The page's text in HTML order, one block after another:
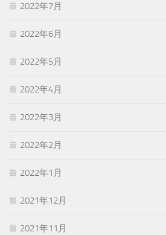
2022年7月
2022年6月
2022年5月
2022年4月
2022年3月
2022年2月
2022年1月
2021年12月
2021年11月